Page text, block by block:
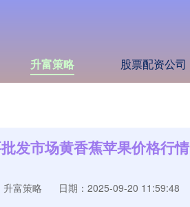
升富策略 股票配资公司
发市场黄香蕉苹果价格行情
升富策略 日期：2025-09-20 11:59:48